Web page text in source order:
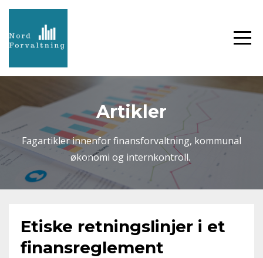
Artikler
Fagartikler innenfor finansforvaltning, kommunal
økonomi og internkontroll.
Etiske retningslinjer i et
finansreglement